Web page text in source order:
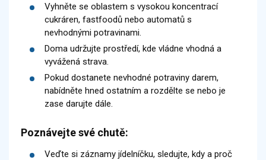
Vyhněte se oblastem s vysokou koncentrací
cukráren, fastfoodů nebo automatů s
nevhodnými potravinami.
Doma udržujte prostředí, kde vládne vhodná a
vyvážená strava.
Pokud dostanete nevhodné potraviny darem,
nabídněte hned ostatním a rozdělte se nebo je
zase darujte dále.
Poznávejte své chutě:
Veďte si záznamy jídelníčku, sledujte, kdy a proč